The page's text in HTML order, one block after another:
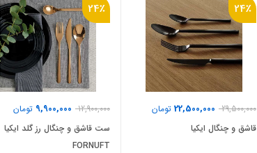
24٪
29,500,000
22,500,000 تومان
قاشق و چنگال ایکیا
24٪
12,900,000
9,900,000 تومان
ست قاشق و چنگال رز گلد ایکیا
FORNUFT